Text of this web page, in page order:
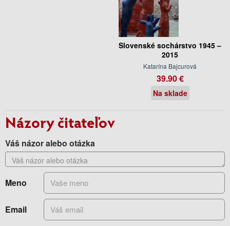
Slovenské sochárstvo 1945 –
2015
Katarína Bajcurová
39.90 €
Na sklade
Názory čitateľov
Váš názor alebo otázka
Meno
Email